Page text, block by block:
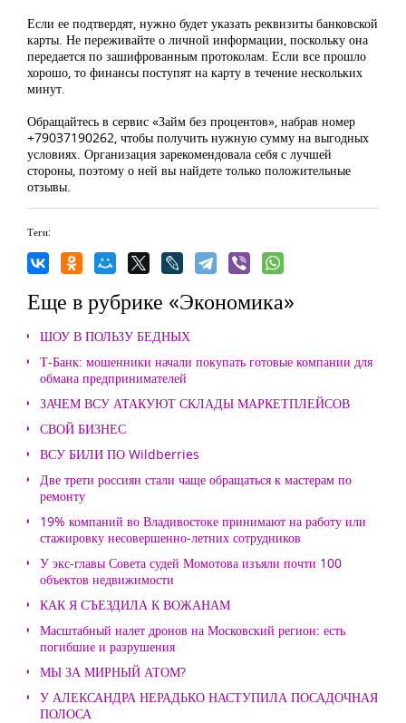
Если ее подтвердят, нужно будет указать реквизиты банковской
карты. Не переживайте о личной информации, поскольку она
передается по зашифрованным протоколам. Если все прошло
хорошо, то финансы поступят на карту в течение нескольких
минут.
Обращайтесь в сервис «Займ без процентов», набрав номер
+79037190262, чтобы получить нужную сумму на выгодных
условиях. Организация зарекомендовала себя с лучшей
стороны, поэтому о ней вы найдете только положительные
отзывы.
Теги:
Еще в рубрике «Экономика»
ШОУ В ПОЛЬЗУ БЕДНЫХ
Т-Банк: мошенники начали покупать готовые компании для
обмана предпринимателей
ЗАЧЕМ ВСУ АТАКУЮТ СКЛАДЫ МАРКЕТПЛЕЙСОВ
СВОЙ БИЗНЕС
ВСУ БИЛИ ПО Wildberries
Две трети россиян стали чаще обращаться к мастерам по
ремонту
19% компаний во Владивостоке принимают на работу или
стажировку несовершенно-летних сотрудников
У экс-главы Совета судей Момотова изъяли почти 100
объектов недвижимости
КАК Я СЪЕЗДИЛА К ВОЖАНАМ
Масштабный налет дронов на Московский регион: есть
погибшие и разрушения
МЫ ЗА МИРНЫЙ АТОМ?
У АЛЕКСАНДРА НЕРАДЬКО НАСТУПИЛА ПОСАДОЧНАЯ
ПОЛОСА